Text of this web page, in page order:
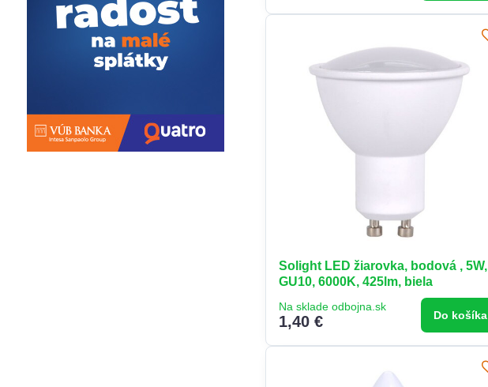
Solight LED žiarovka, bodová , 5W,
GU10, 6000K, 425lm, biela
Na sklade odbojna.sk
1,40 € Do košíka